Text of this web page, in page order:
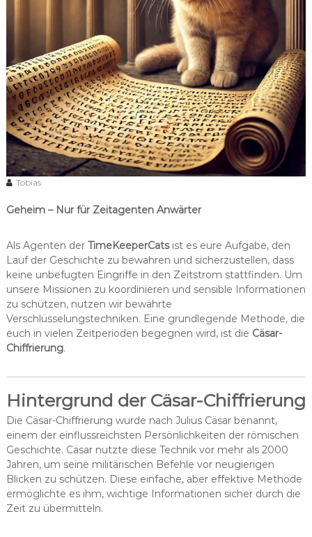
Tobias
Geheim – Nur für Zeitagenten Anwärter
Als Agenten der TimeKeeperCatsist es eure Aufgabe, den
Lauf der Geschichte zu bewahren und sicherzustellen, dass
keine unbefugten Eingriffe in den Zeitstrom stattfinden. Um
unsere Missionen zu koordinieren und sensible Informationen
zu schützen, nutzen wir bewährte
Verschlüsselungstechniken. Eine grundlegende Methode, die
euch in vielen Zeitperioden begegnen wird, ist die Cäsar-
Chiffrierung.
Hintergrund der Cäsar-Chiffrierung
Die Cäsar-Chiffrierung wurde nach Julius Cäsar benannt,
einem der einflussreichsten Persönlichkeiten der römischen
Geschichte. Cäsar nutzte diese Technik vor mehr als 2000
Jahren, um seine militärischen Befehle vor neugierigen
Blicken zu schützen. Diese einfache, aber effektive Methode
ermöglichte es ihm, wichtige Informationen sicher durch die
Zeit zu übermitteln.